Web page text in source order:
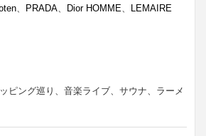
、 PRADA、 Dior HOMME、 LEMAIRE
ピング巡り、音楽ライブ、サウナ、ラーメ